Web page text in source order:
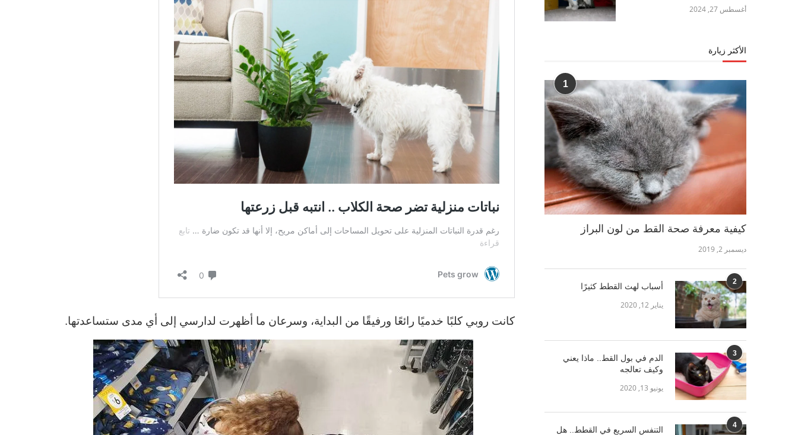
كانت روبي كلبًا خدميًا رائعًا ورفيقًا من البداية، وسرعان ما أظهرت لدارسي إلى أي مدى ستساعدتها.
أغسطس 27, 2024
الأكثر زيارة
1
كيفية معرفة صحة القط من لون البراز
ديسمبر 2, 2019
2 أسباب لهث القطط كثيرًا
يناير 12, 2020
3
الدم في بول القط.. ماذا يعني
وكيف تعالجه
يونيو 13, 2020
4
التنفس السريع في القطط.. هل